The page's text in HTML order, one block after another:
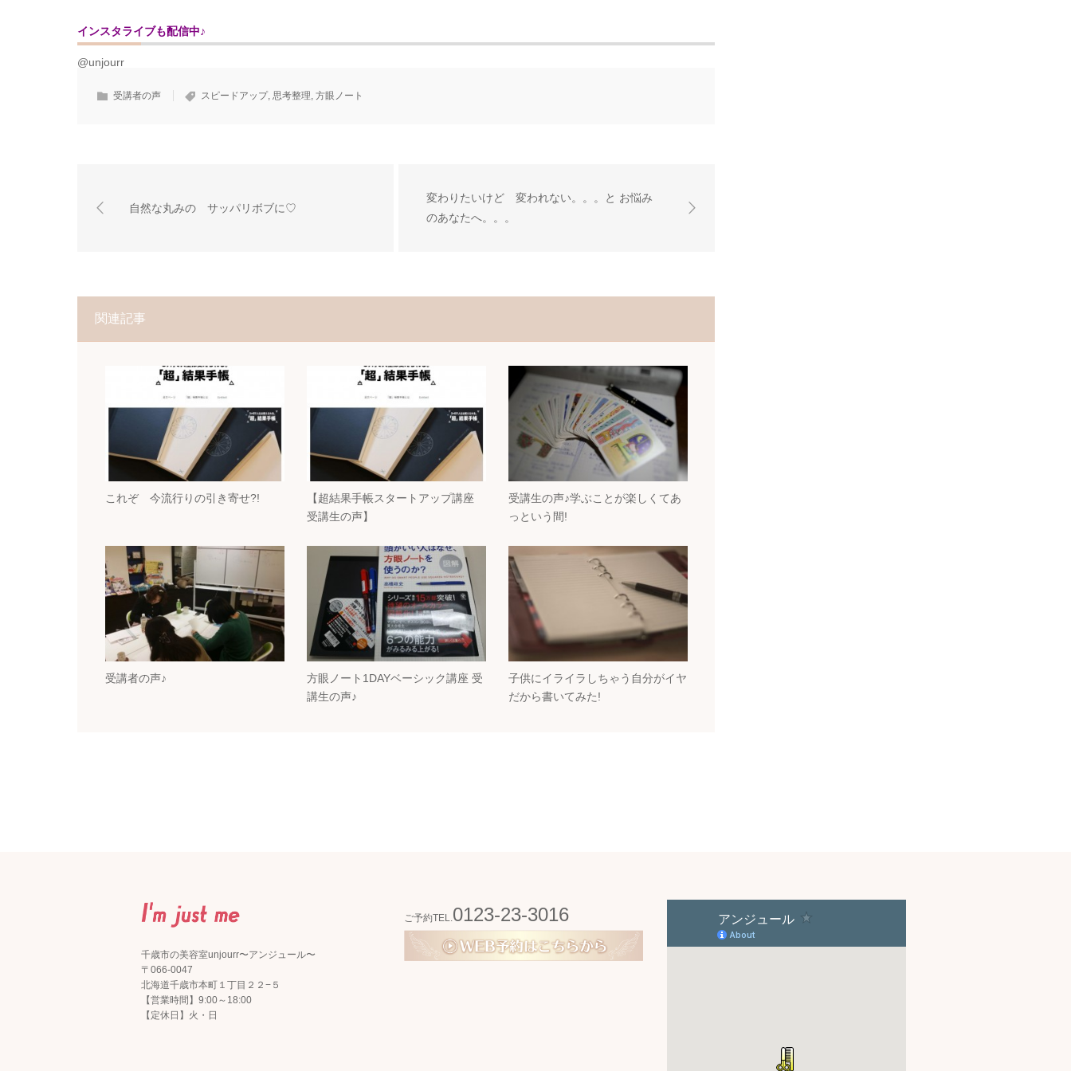
インスタライブも配信中♪
@unjourr
受講者の声 スピードアップ, 思考整理, 方眼ノート
自然な丸みの サッパリボブに♡
変わりたいけど 変われない。。。と お悩み
のあなたへ。。。
関連記事
これぞ 今流行りの引き寄せ?!
【超結果手帳スタートアップ講座
受講生の声】
受講生の声♪学ぶことが楽しくてあ
っという間!
受講者の声♪
方眼ノート1DAYベーシック講座 受
講生の声♪
子供にイライラしちゃう自分がイヤ
だから書いてみた!
千歳市の美容室unjourr〜アンジュール〜
〒066-0047
北海道千歳市本町１丁目２２−５
【営業時間】9:00～18:00
【定休日】火・日
ご予約TEL.0123-23-3016